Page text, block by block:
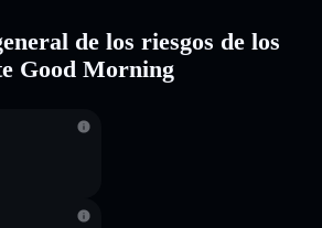
de los riesgos de los
Good Morning